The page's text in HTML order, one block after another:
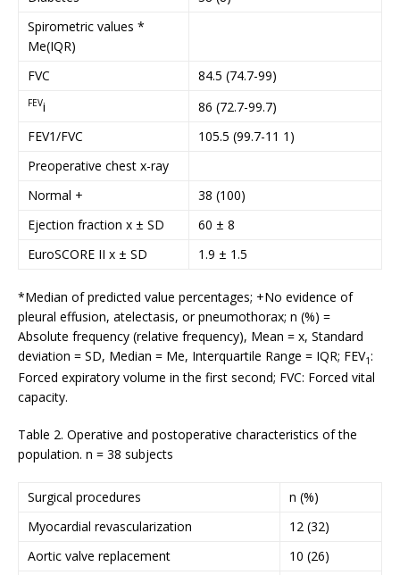
Spirometric values *
Me(IQR)
FVC
84.5 (74.7-99)
FEVi
86 (72.7-99.7)
FEV1/FVC
105.5 (99.7-11 1)
Preoperative chest x-ray
Normal +
38 (100)
Ejection fraction x ± SD
60 ± 8
EuroSCORE II x ± SD
1.9 ± 1.5
*Median of predicted value percentages; +No evidence of
pleural effusion, atelectasis, or pneumothorax; n (%) =
Absolute frequency (relative frequency), Mean = x, Standard
deviation = SD, Median = Me, Interquartile Range = IQR; FEV1:
Forced expiratory volume in the first second; FVC: Forced vital
capacity.
Table 2. Operative and postoperative characteristics of the
population. n = 38 subjects
Surgical procedures
n (%)
Myocardial revascularization
12 (32)
Aortic valve replacement
10 (26)